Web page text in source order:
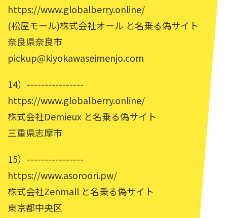
https://www.globalberry.online/
(松屋モール)株式会社オール と名乗る偽サイト
奈良県奈良市
pickup@kiyokawaseimenjo.com
14）----------------
https://www.globalberry.online/
株式会社Demieux と名乗る偽サイト
三重県志摩市
15）----------------
https://www.asoroori.pw/
株式会社Zenmall と名乗る偽サイト
東京都中央区